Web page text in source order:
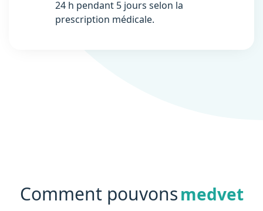
24 h pendant 5 jours selon la
prescription médicale.
Comment pouvonsmedvet